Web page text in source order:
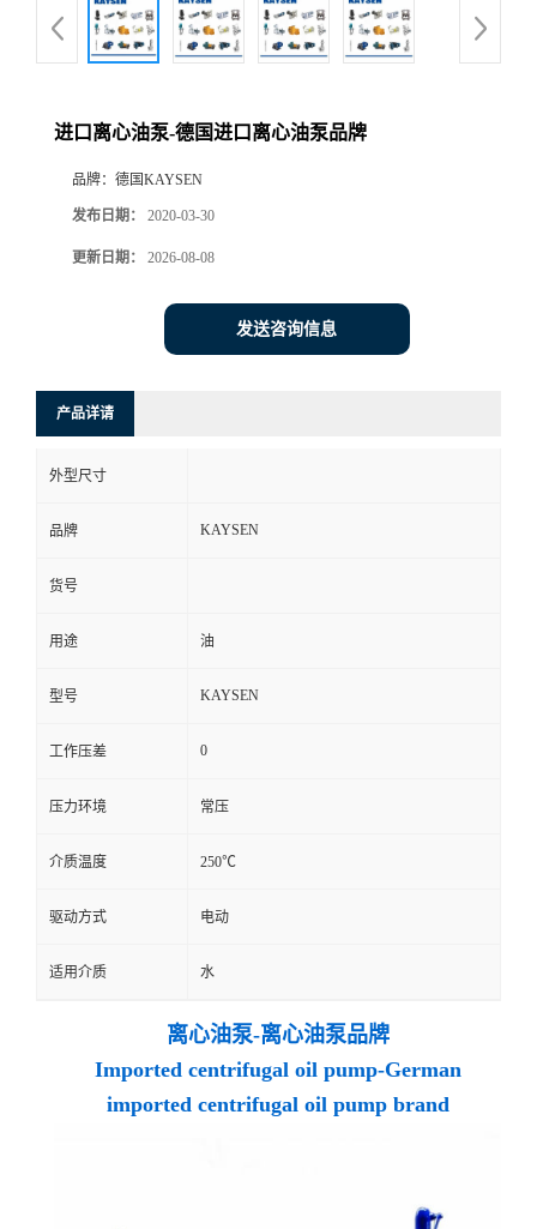
进口离心油泵-德国进口离心油泵品牌
品牌： 德国KAYSEN
发布日期： 2020-03-30
更新日期： 2026-08-08
发送咨询信息
产品详请
外型尺寸
品牌 KAYSEN
货号
用途 油
型号 KAYSEN
工作压差 0
压力环境 常压
介质温度 250℃
驱动方式 电动
适用介质 水
离心油泵-离心油泵品牌
Imported centrifugal oil pump-German
imported centrifugal oil pump brand